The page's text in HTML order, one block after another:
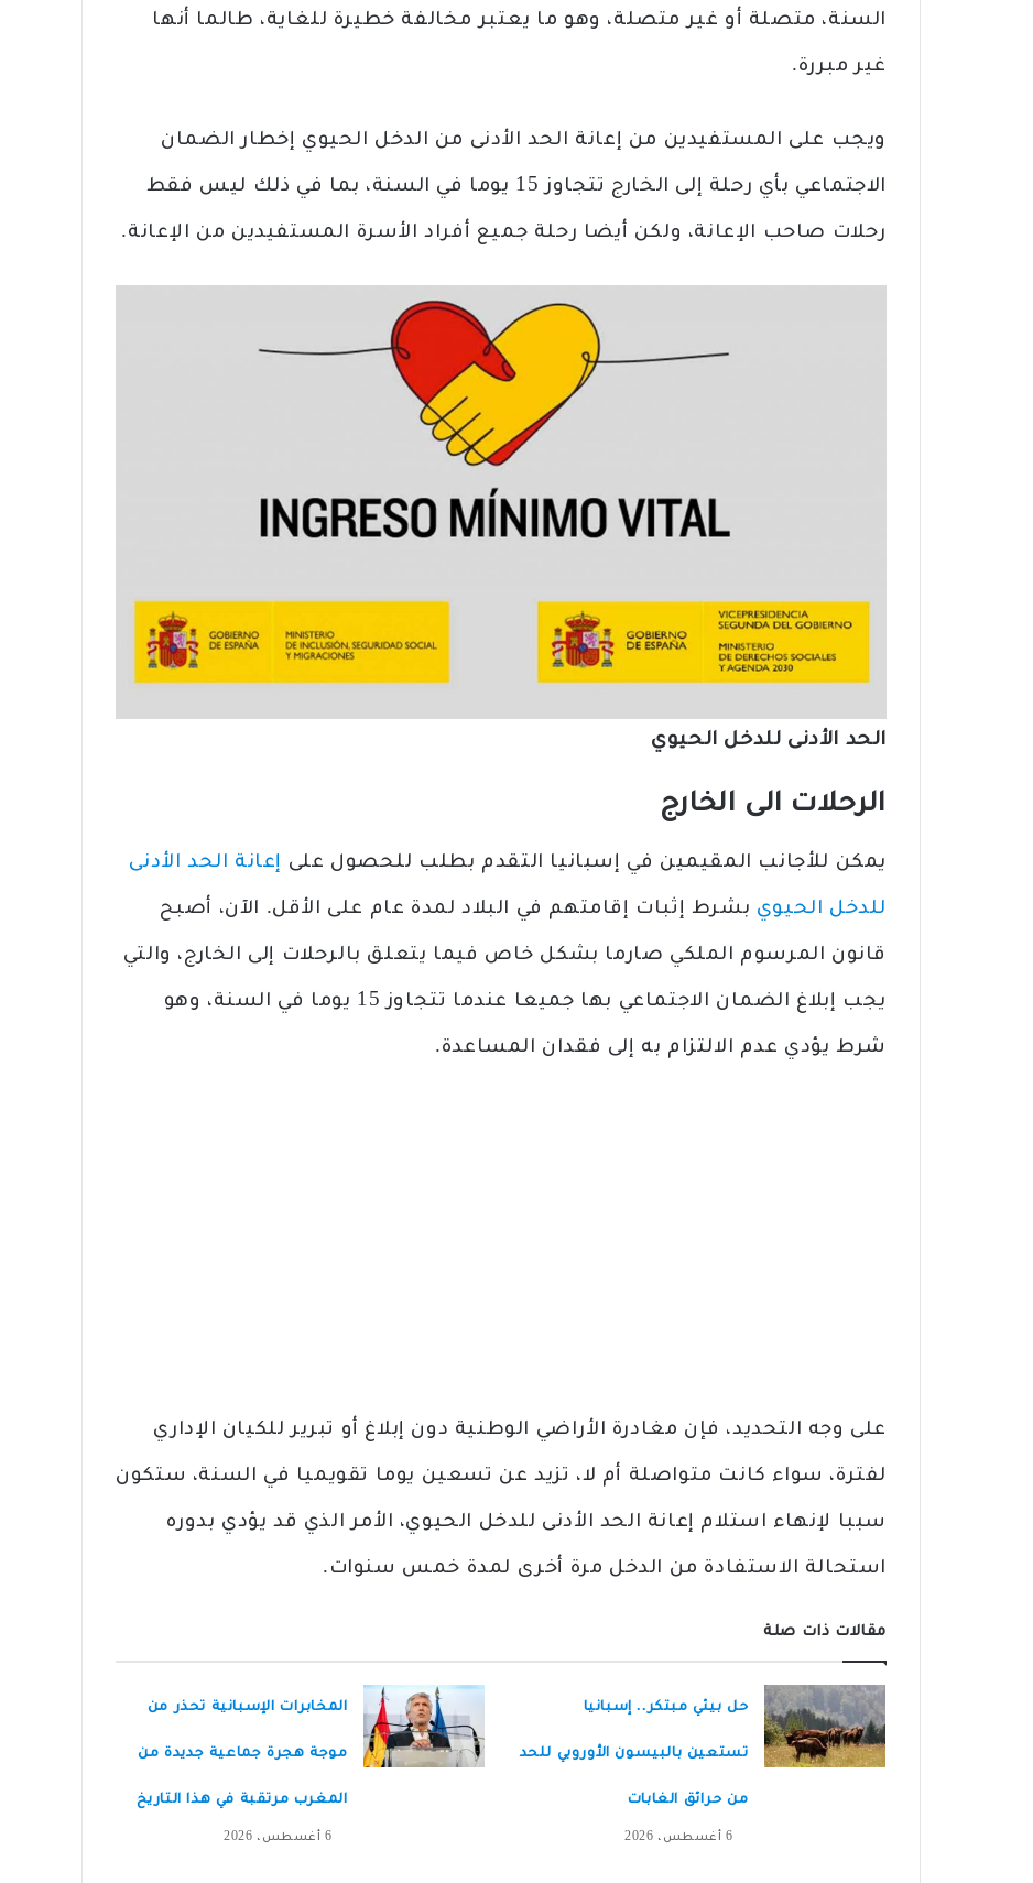
السنة، متصلة أو غير متصلة، وهو ما يعتبر مخالفة خطيرة للغاية، طالما أنها
غير مبررة.
ويجب على المستفيدين من إعانة الحد الأدنى من الدخل الحيوي إخطار الضمان
الاجتماعي بأي رحلة إلى الخارج تتجاوز 15 يوما في السنة، بما في ذلك ليس فقط
رحلات صاحب الإعانة، ولكن أيضا رحلة جميع أفراد الأسرة المستفيدين من الإعانة.
الحد الأدنى للدخل الحيوي
الرحلات الى الخارج
يمكن للأجانب المقيمين في إسبانيا التقدم بطلب للحصول على إعانة الحد الأدنى
للدخل الحيوي بشرط إثبات إقامتهم في البلاد لمدة عام على الأقل. الآن، أصبح
قانون المرسوم الملكي صارما بشكل خاص فيما يتعلق بالرحلات إلى الخارج، والتي
يجب إبلاغ الضمان الاجتماعي بها جميعا عندما تتجاوز 15 يوما في السنة، وهو
شرط يؤدي عدم الالتزام به إلى فقدان المساعدة.
على وجه التحديد، فإن مغادرة الأراضي الوطنية دون إبلاغ أو تبرير للكيان الإداري
لفترة، سواء كانت متواصلة أم لا، تزيد عن تسعين يوما تقويميا في السنة، ستكون
سببا لإنهاء استلام إعانة الحد الأدنى للدخل الحيوي، الأمر الذي قد يؤدي بدوره
استحالة الاستفادة من الدخل مرة أخرى لمدة خمس سنوات.
مقالات ذات صلة
حل بيئي مبتكر.. إسبانيا
تستعين بالبيسون الأوروبي للحد
من حرائق الغابات
6 أغسطس، 2026
المخابرات الإسبانية تحذر من
موجة هجرة جماعية جديدة من
المغرب مرتقبة في هذا التاريخ
6 أغسطس، 2026